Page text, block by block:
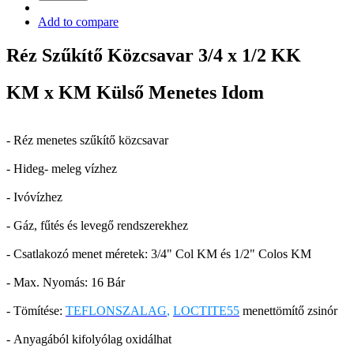
Add to compare
Réz Szűkítő Közcsavar 3/4 x 1/2 KK
KM x KM Külső Menetes Idom
- Réz menetes szűkítő közcsavar
- Hideg- meleg vízhez
- Ivóvízhez
- Gáz, fűtés és levegő rendszerekhez
- Csatlakozó menet méretek: 3/4" Col KM és 1/2" Colos KM
- Max. Nyomás: 16 Bár
- Tömítése: TEFLONSZALAG, LOCTITE55 menettömítő zsinór
- Anyagából kifolyólag oxidálhat